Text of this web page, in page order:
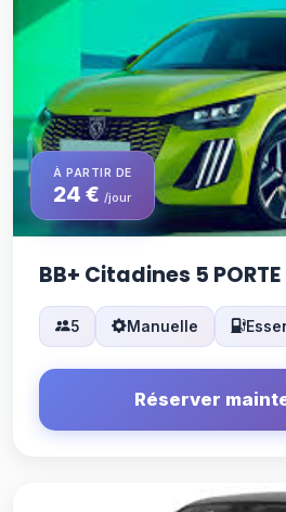
À PARTIR DE
24 € /jour
BB+ Citadines 5 PORTE
5 Manuelle
Réserver